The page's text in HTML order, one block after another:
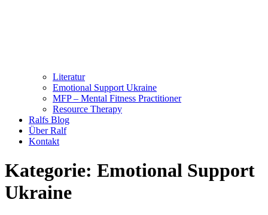
Literatur
Emotional Support Ukraine
MFP – Mental Fitness Practitioner
Resource Therapy
Ralfs Blog
Über Ralf
Kontakt
Kategorie: Emotional Support
Ukraine